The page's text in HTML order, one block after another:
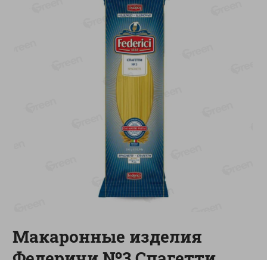
Местное известное 20 шт
3.99
Конфеты фруктово-
ягодные Местное
известное яблоко-тыква
Хоба
60г
Показать 15-28 из 78
Специально для вас
Макаронные изделия